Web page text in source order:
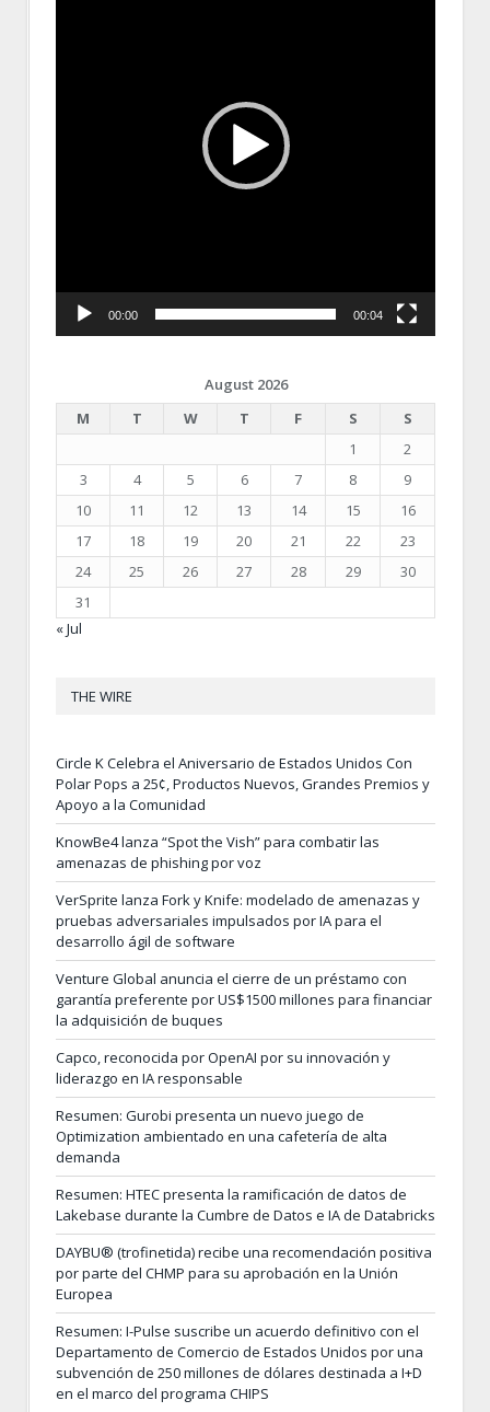
00:00 00:04
August 2026
M
T W T F S
S
1
2
3
4 5 6 7 8
9
10
11 12 13 14 15
16
17
18 19 20 21 22
23
24
25 26 27 28 29
30
31
« Jul
THE WIRE
Circle K Celebra el Aniversario de Estados Unidos Con
Polar Pops a 25¢, Productos Nuevos, Grandes Premios y
Apoyo a la Comunidad
KnowBe4 lanza “Spot the Vish” para combatir las
amenazas de phishing por voz
VerSprite lanza Fork y Knife: modelado de amenazas y
pruebas adversariales impulsados por IA para el
desarrollo ágil de software
Venture Global anuncia el cierre de un préstamo con
garantía preferente por US$1500 millones para financiar
la adquisición de buques
Capco, reconocida por OpenAI por su innovación y
liderazgo en IA responsable
Resumen: Gurobi presenta un nuevo juego de
Optimization ambientado en una cafetería de alta
demanda
Resumen: HTEC presenta la ramificación de datos de
Lakebase durante la Cumbre de Datos e IA de Databricks
DAYBU® (trofinetida) recibe una recomendación positiva
por parte del CHMP para su aprobación en la Unión
Europea
Resumen: I-Pulse suscribe un acuerdo definitivo con el
Departamento de Comercio de Estados Unidos por una
subvención de 250 millones de dólares destinada a I+D
en el marco del programa CHIPS